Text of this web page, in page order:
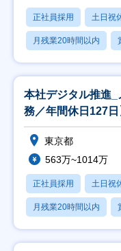
正社員採用 土日祝
月残業20時間以内
本社デジタル推進
務／年間休日127日
東京都
563万~1014万
正社員採用 土日祝
月残業20時間以内